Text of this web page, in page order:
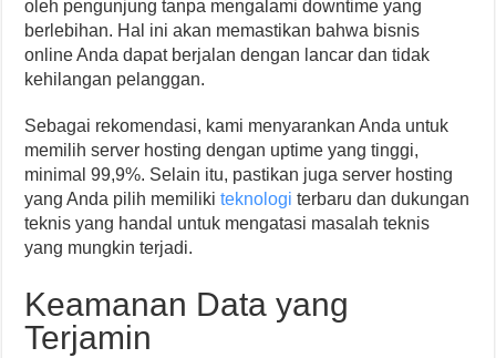
oleh pengunjung tanpa mengalami downtime yang
berlebihan. Hal ini akan memastikan bahwa bisnis
online Anda dapat berjalan dengan lancar dan tidak
kehilangan pelanggan.
Sebagai rekomendasi, kami menyarankan Anda untuk
memilih server hosting dengan uptime yang tinggi,
minimal 99,9%. Selain itu, pastikan juga server hosting
yang Anda pilih memilikiteknologi terbaru dan dukungan
teknis yang handal untuk mengatasi masalah teknis
yang mungkin terjadi.
Keamanan Data yang
Terjamin